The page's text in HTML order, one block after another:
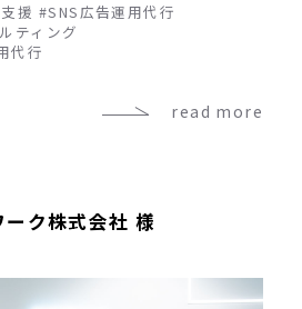
援 #SNS広告運用代行
ティング
代行
read more
ク株式会社 様